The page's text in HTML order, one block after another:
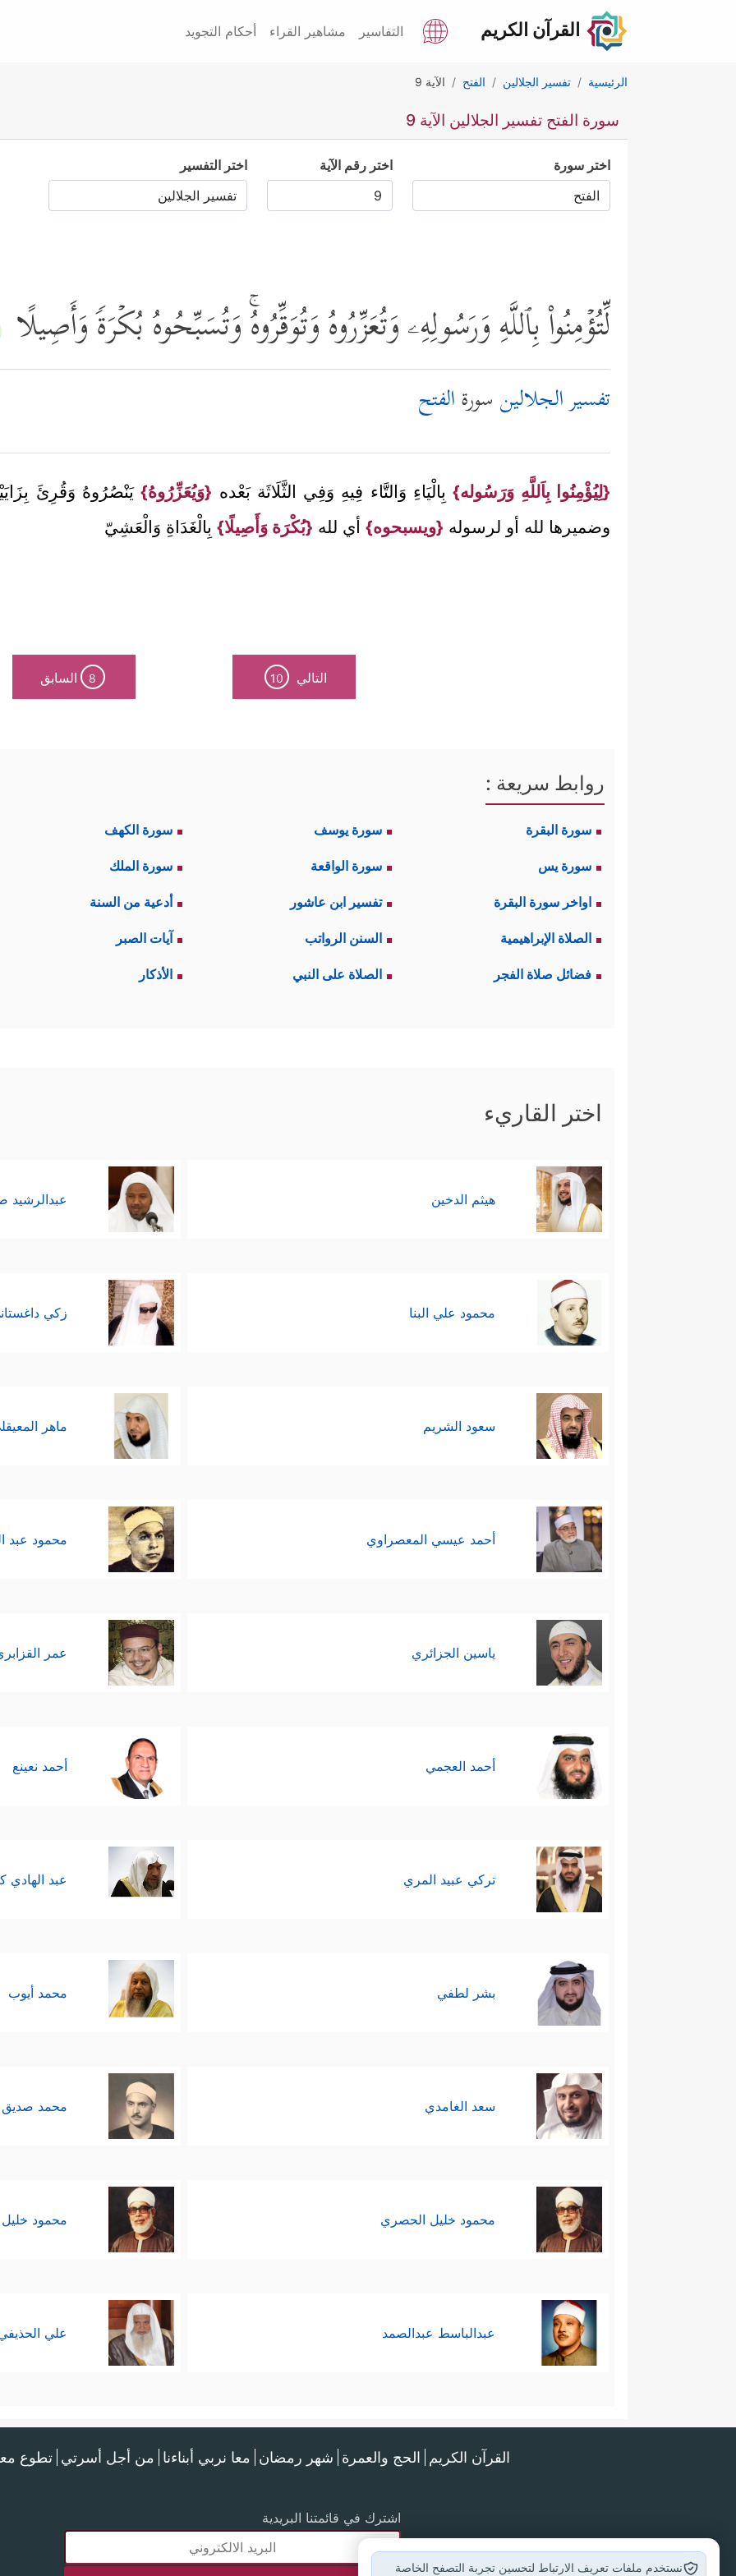
القرآن الكريم التفاسير مشاهير القراء أحكام التجويد
الرئيسية تفسير الجلالين الفتح الآية 9
سورة الفتح تفسير الجلالين الآية 9
اختر سورة اختر رقم الآية اختر التفسير
لِّتُؤۡمِنُواْ بِٱللَّهِ وَرَسُولِهِۦ وَتُعَزِّرُوهُ وَتُوَقِّرُوهُۚ وَتُسَبِّحُوهُ بُكۡرَةࣰ وَأَصِیلًا
تفسير الجلالين سورةالفتح
{لِيُؤْمِنُوا بِاَللَّهِ وَرَسُوله}بِالْيَاءِ وَالتَّاء فِيهِ وَفِي الثَّلَاثَة بَعْده {وَيُعَزِّرُوهُ}يَنْصُرُوهُ وَقُرِئَ
وضميرها لله أو لرسوله {ويسبحوه} أي لله {بُكْرَة وَأَصِيلًا} بِالْغَدَاةِ وَالْعَشِيّ
التالي 10
8 السابق
روابط سريعة :
سورة البقرة سورة يوسف سورة الكهف
سورة يس سورة الواقعة سورة الملك
اواخر سورة البقرة تفسير ابن عاشور أدعية من السنة
الصلاة الإبراهيمية السنن الرواتب آيات الصبر
فضائل صلاة الفجر الصلاة على النبي الأذكار
اختر القاريء
هيثم الدخين عبدالرشيد
محمود علي البنا زكي
سعود الشريم ماهر
أحمد عيسي المعصراوي محمود عبد
ياسين الجزائري عمر
أحمد العجمي أحمد نعينع
تركي عبيد المري عبد الهادي
بشر لطفي محمد أيوب
سعد الغامدي محمد صديق
محمود خليل الحصري محمود
عبدالباسط عبدالصمد علي
القرآن الكريم الحج والعمرة شهر رمضان معا نربي أبناءنا من أجل أسرتي تطوع
اشترك في قائمتنا البريدية
نستخدم ملفات تعريف الارتباط لتحسين تجربة التصفح الخاصة